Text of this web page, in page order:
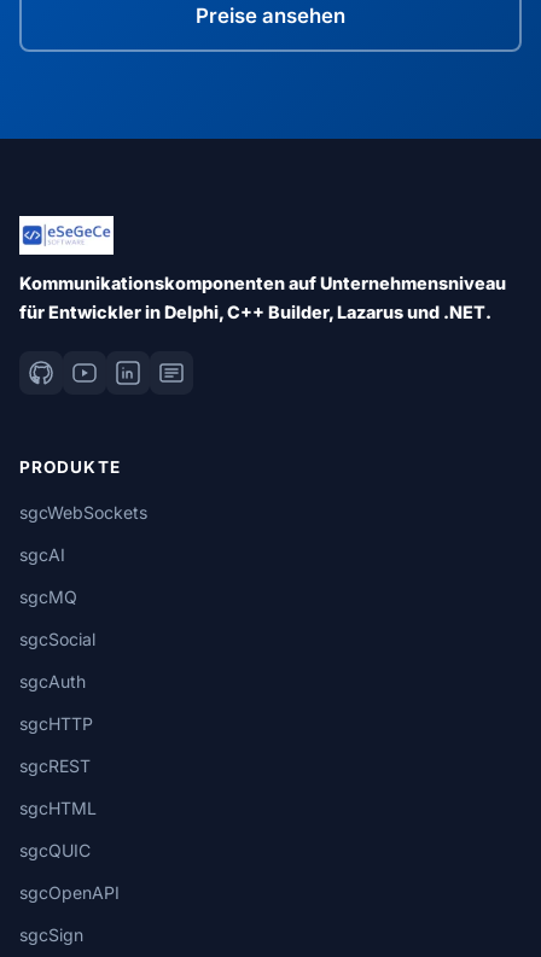
Preise ansehen
Kommunikationskomponenten auf Unternehmensniveau
für Entwickler in Delphi, C++ Builder, Lazarus und .NET.
PRODUKTE
sgcWebSockets
sgcAI
sgcMQ
sgcSocial
sgcAuth
sgcHTTP
sgcREST
sgcHTML
sgcQUIC
sgcOpenAPI
sgcSign